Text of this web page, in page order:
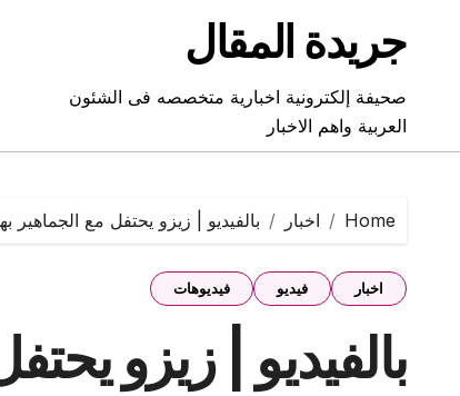
contentجريدة المقال
صحيفة إلكترونية اخبارية متخصصه فى الشئون
العربية واهم الاخبار
Home اخبار بالفيديو | زيزو يحتفل مع الجماهير
اخبار فيديو فيديوهات
بالفيديو | زيزو